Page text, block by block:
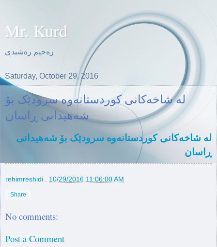
Mr. Kurd
ره‌حیم ره‌شیدی
Saturday, October 29, 2016
لە شاخەکانی کوردستانەوە سرودێک بۆ
شەهیدانی ڕاسان
لە شاخەکانی کوردستانەوە سرودێک بۆ شەهیدانی
ڕاسان
rehimreshidi 10/29/2016 11:06:00 AM
Share
No comments:
Post a Comment